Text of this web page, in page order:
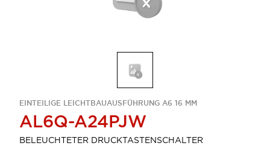
EINTEILIGE LEICHTBAUAUSFÜHRUNG A6 16 MM
AL6Q-A24PJW
BELEUCHTETER DRUCKTASTENSCHALTER